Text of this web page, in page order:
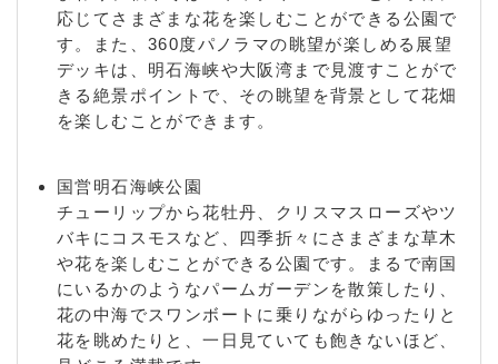
応じてさまざまな花を楽しむことができる公園で
す。また、360度パノラマの眺望が楽しめる展望
デッキは、明石海峡や大阪湾まで見渡すことがで
きる絶景ポイントで、その眺望を背景として花畑
を楽しむことができます。
国営明石海峡公園
チューリップから花牡丹、クリスマスローズやツ
バキにコスモスなど、四季折々にさまざまな草木
や花を楽しむことができる公園です。まるで南国
にいるかのようなパームガーデンを散策したり、
花の中海でスワンボートに乗りながらゆったりと
花を眺めたりと、一日見ていても飽きないほど、